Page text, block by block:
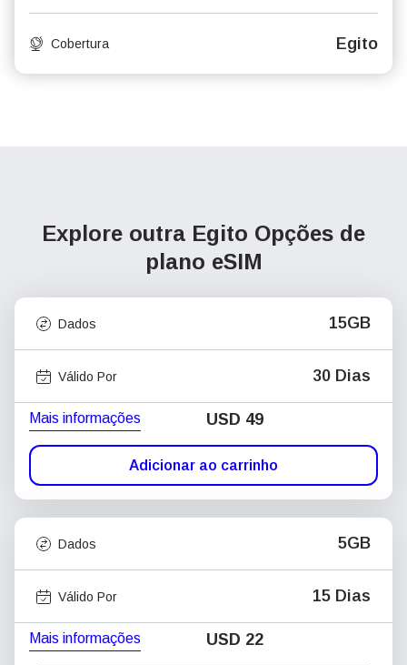
Cobertura Egito
Explore outra Egito Opções de
plano eSIM
Dados 15GB
Válido Por 30 Dias
Mais informações USD 49
Adicionar ao carrinho
Dados 5GB
Válido Por 15 Dias
Mais informações USD 22